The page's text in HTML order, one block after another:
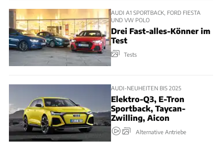
AUDI A1 SPORTBACK, FORD FIESTA
UND VW POLO
Drei Fast-alles-Könner im
Test
Tests
AUDI-NEUHEITEN BIS 2025
Elektro-Q3, E-Tron
Sportback, Taycan-
Zwilling, Aicon
Alternative Antriebe